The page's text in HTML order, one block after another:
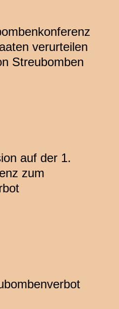
verurteilen
Streubomben
auf der 1.
zum